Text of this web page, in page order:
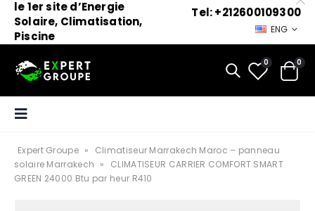
le 1er site d’Energie
Solaire, Climatisation,
Piscine
Tel: +212600109300
ENG
0 0
Expert Groupe »
Climatiseur Marrakech Maroc – panneau
solaire Marrakech »
CLIMATISEUR CARRIER COMFORT SMART
GREEN 24000 Btu par heur R410